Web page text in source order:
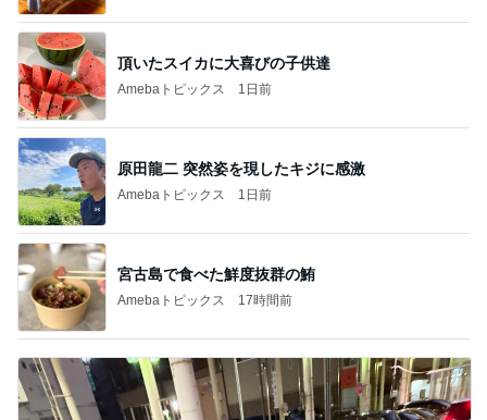
頂いたスイカに大喜びの子供達
Amebaトピックス 1日前
原田龍二 突然姿を現したキジに感激
Amebaトピックス 1日前
宮古島で食べた鮮度抜群の鮪
Amebaトピックス 17時間前